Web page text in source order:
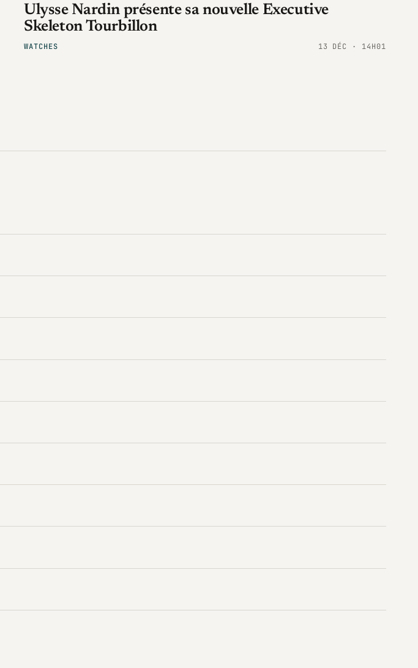
WATCHES
Ulysse Nardin présente sa nouvelle Executive
Skeleton Tourbillon
13 DÉC · 14H01